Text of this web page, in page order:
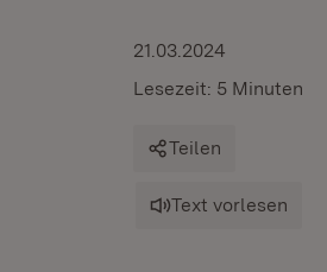
21.03.2024
Lesezeit: 5 Minuten
Teilen
Text vorlesen